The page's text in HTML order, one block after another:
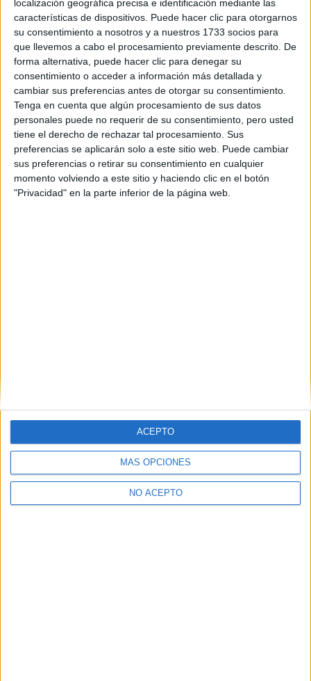
localización geográfica precisa e identificación mediante las
características de dispositivos. Puede hacer clic para otorgarnos
su consentimiento a nosotros y a nuestros 1733 socios para
que llevemos a cabo el procesamiento previamente descrito. De
forma alternativa, puede hacer clic para denegar su
consentimiento o acceder a información más detallada y
cambiar sus preferencias antes de otorgar su consentimiento.
Tenga en cuenta que algún procesamiento de sus datos
personales puede no requerir de su consentimiento, pero usted
tiene el derecho de rechazar tal procesamiento. Sus
preferencias se aplicarán solo a este sitio web. Puede cambiar
sus preferencias o retirar su consentimiento en cualquier
momento volviendo a este sitio y haciendo clic en el botón
"Privacidad" en la parte inferior de la página web.
MÁS OPCIONES
NO ACEPTO
ACEPTO
acceso, y puedes mejorarla presentándote a la fase
voluntaria de la ebau
Inicio Inicia sesiónoregístratepara enviar comentarios